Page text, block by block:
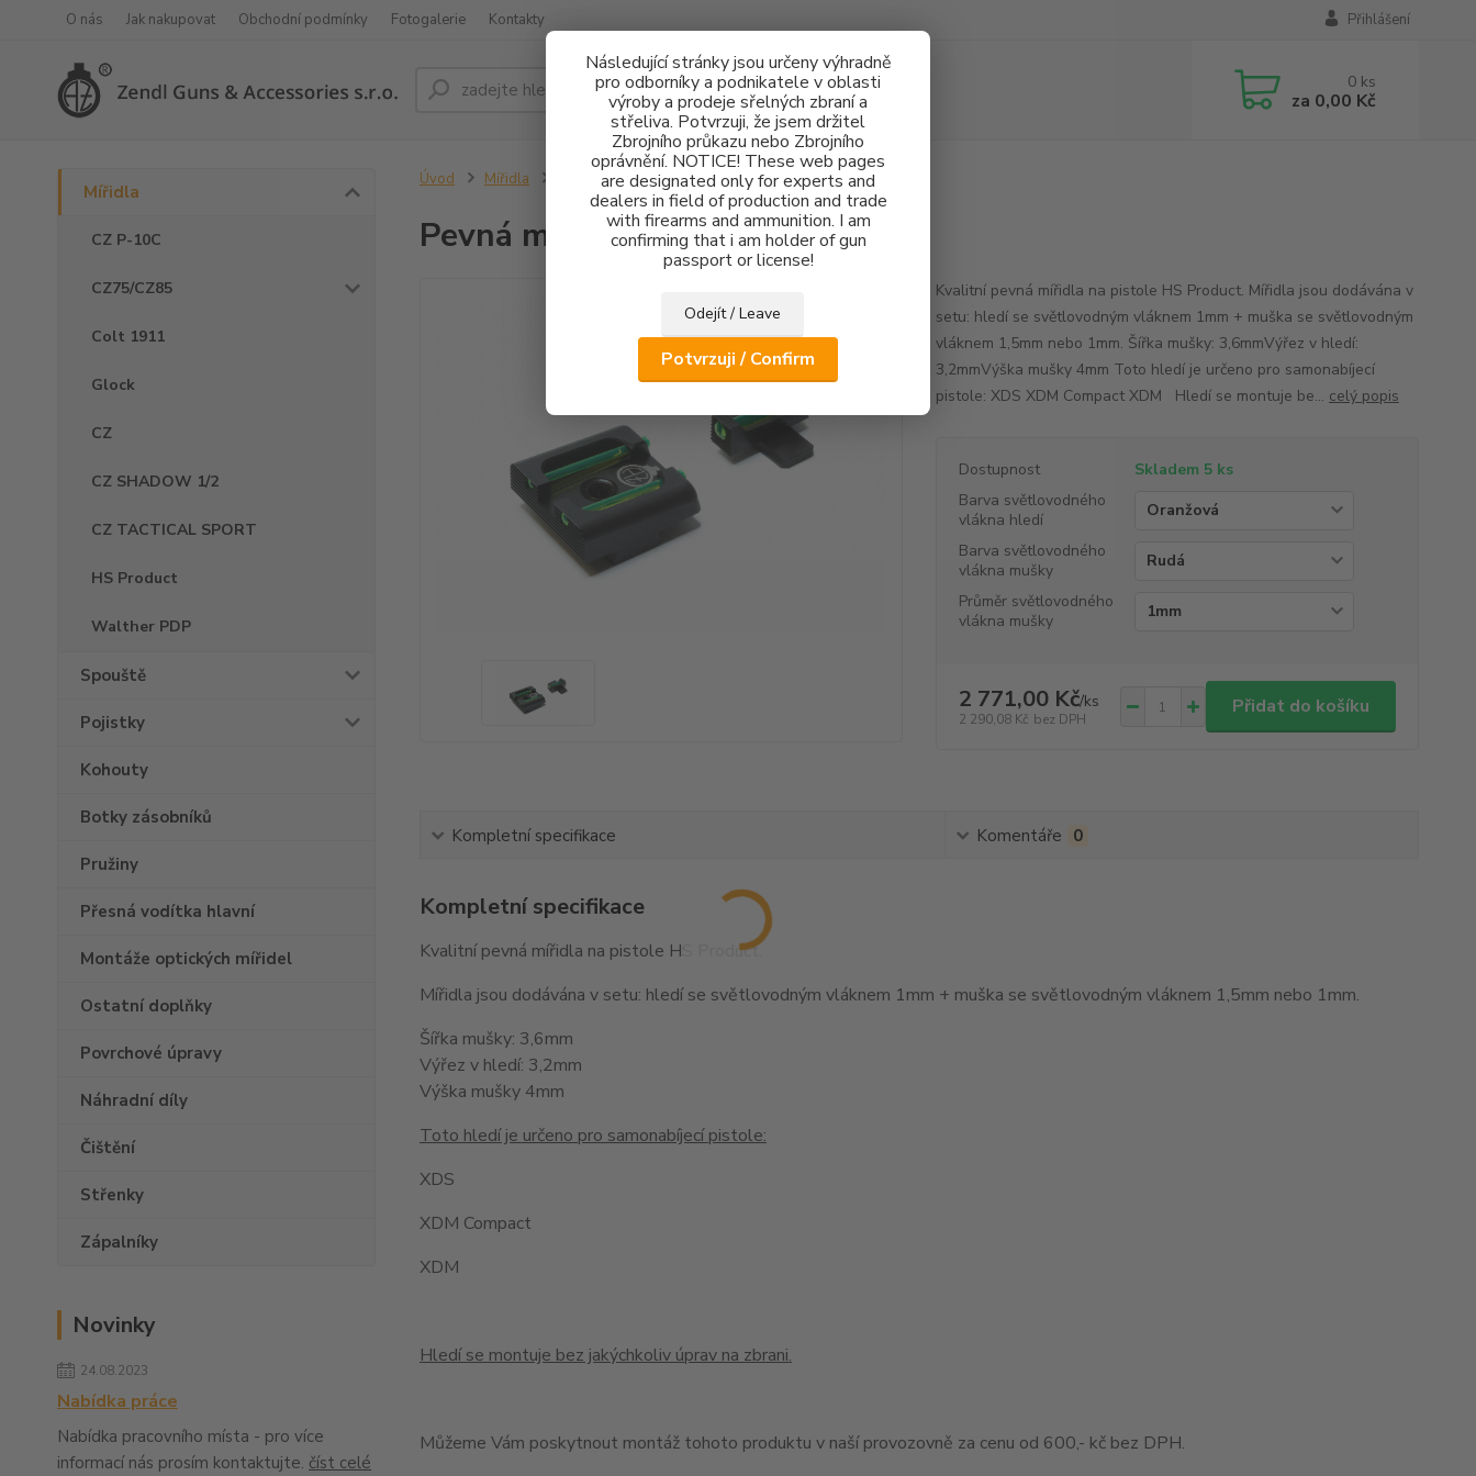
Následující stránky jsou určeny výhradně
pro odborníky a podnikatele v oblasti
výroby a prodeje sřelných zbraní a
střeliva. Potvrzuji, že jsem držitel
Zbrojního průkazu nebo Zbrojního
oprávnění. NOTICE! These web pages
are designated only for experts and
dealers in field of production and trade
with firearms and ammunition. I am
confirming that i am holder of gun
passport or license!
Odejít / Leave
Potvrzuji / Confirm
O nás Jak nakupovat Obchodní podmínky Fotogalerie Kontakty Přihlášení
Hledat 0 ks
za 0,00 Kč
Mířidla
CZ P-10C
CZ75/CZ85
Colt 1911
Glock
CZ
CZ SHADOW 1/2
CZ TACTICAL SPORT
HS Product
Walther PDP
Spouště
Pojistky
Kohouty
Botky zásobníků
Pružiny
Přesná vodítka hlavní
Montáže optických mířidel
Ostatní doplňky
Povrchové úpravy
Náhradní díly
Čištění
Střenky
Zápalníky
Novinky
24.08.2023
Nabídka práce
Nabídka pracovního místa - pro více
informací nás prosím kontaktujte. číst celé
Úvod Mířidla Pevná mířidla HS Product FO
Pevná mířidla HS Product FO
Kvalitní pevná mířidla na pistole HS Product. Mířidla jsou dodávána v
setu: hledí se světlovodným vláknem 1mm + muška se světlovodným
vláknem 1,5mm nebo 1mm. Šířka mušky: 3,6mmVýřez v hledí:
3,2mmVýška mušky 4mm Toto hledí je určeno pro samonabíjecí
pistole: XDS XDM Compact XDM Hledí se montuje be... celý popis
Dostupnost
Skladem 5 ks
Barva světlovodného
vlákna hledí
Barva světlovodného
vlákna mušky
Průměr světlovodného
vlákna mušky
2 771,00 Kč/ks
2 290,08 Kč bez DPH
Přidat do košíku
Kompletní specifikace Komentáře 0
Kompletní specifikace
Kvalitní pevná mířidla na pistole HS Product.
Mířidla jsou dodávána v setu: hledí se světlovodným vláknem 1mm + muška se světlovodným vláknem 1,5mm nebo 1mm.
Šířka mušky: 3,6mm
Výřez v hledí: 3,2mm
Výška mušky 4mm
Toto hledí je určeno pro samonabíjecí pistole:
XDS
XDM Compact
XDM
Hledí se montuje bez jakýchkoliv úprav na zbrani.
Můžeme Vám poskytnout montáž tohoto produktu v naší provozovně za cenu od 600,- kč bez DPH.